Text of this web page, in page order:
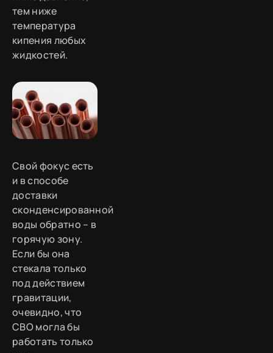
тем ниже
температура
кипения любых
жидкостей.
Свой фокус есть
и в способе
доставки
сконденсированной
воды обратно – в
горячую зону.
Если бы она
стекала только
под действием
гравитации,
очевидно, что
СВО могла бы
работать только